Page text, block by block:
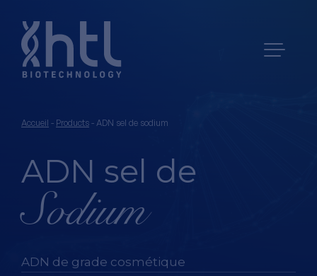
Accueil - Products - ADN sel de sodium
ADN sel de
Sodium
ADN de grade cosmétique